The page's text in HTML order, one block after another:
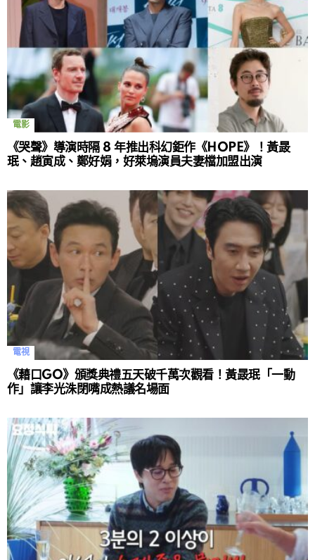
電影
《哭聲》導演時隔 8 年推出科幻鉅作《HOPE》！黃晸
珉、趙寅成、鄭好娟，好萊塢演員夫妻檔加盟出演
電視
《藉口GO》頒獎典禮五天破千萬次觀看！黃晸珉「一動
作」讓李光洙閉嘴成熱議名場面